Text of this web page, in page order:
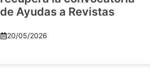
de Ayudas a Revistas
20/05/2026